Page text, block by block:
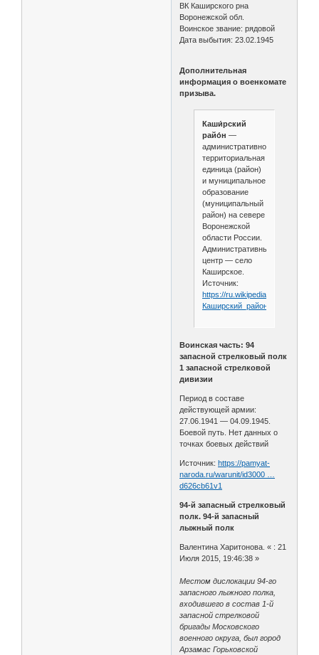
ВК Каширского рна
Воронежской обл.
Воинское звание: рядовой
Дата выбытия: 23.02.1945
Дополнительная
информация о военкомате
призыва.
Каши́рский
райо́н —
административно-
территориальная
единица (район)
и муниципальное
образование
(муниципальный
район) на севере
Воронежской
области России.
Административный
центр — село
Каширское.
Источник:
https://ru.wikipedia.org/wiki/
Каширский_район_
Воинская часть: 94
запасной стрелковый полк
1 запасной стрелковой
дивизии
Период в составе
действующей армии:
27.06.1941 — 04.09.1945.
Боевой путь. Нет данных о
точках боевых действий
Источник:https://pamyat-
naroda.ru/warunit/id3000 …
d626cb61v1
94-й запасный стрелковый
полк. 94-й запасный
лыжный полк
Валентина Харитонова. « : 21
Июля 2015, 19:46:38 »
Местом дислокации 94-го
запасного лыжного полка,
входившего в состав 1-й
запасной стрелковой
бригады Московского
военного округа, был город
Арзамас Горьковской